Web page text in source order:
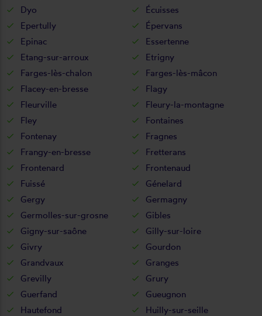
Dyo
Écuisses
Epertully
Épervans
Epinac
Essertenne
Etang-sur-arroux
Etrigny
Farges-lès-chalon
Farges-lès-mâcon
Flacey-en-bresse
Flagy
Fleurville
Fleury-la-montagne
Fley
Fontaines
Fontenay
Fragnes
Frangy-en-bresse
Fretterans
Frontenard
Frontenaud
Fuissé
Génelard
Gergy
Germagny
Germolles-sur-grosne
Gibles
Gigny-sur-saône
Gilly-sur-loire
Givry
Gourdon
Grandvaux
Granges
Grevilly
Grury
Guerfand
Gueugnon
Hautefond
Huilly-sur-seille